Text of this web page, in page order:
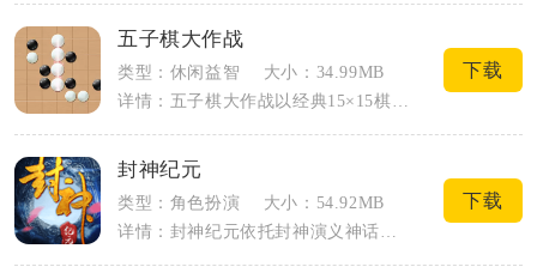
五子棋大作战
类型：休闲益智
大小：34.99MB
下载
封神纪元
类型：角色扮演
大小：54.92MB
下载